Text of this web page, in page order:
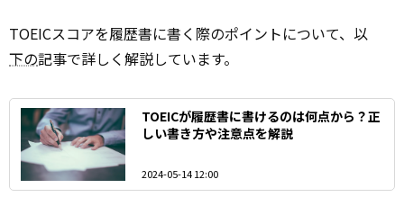
TOEICスコアを履歴書に書く際のポイントについて、以
下の記事で詳しく解説しています。
TOEICが履歴書に書けるのは何点から？正
しい書き方や注意点を解説
2024-05-14 12:00